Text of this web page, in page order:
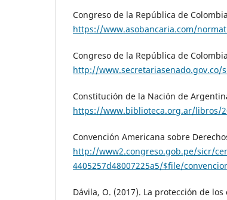
Congreso de la República de
https://www.asobancaria.com/
Congreso de la República de
http://www.secretariasenado.gov.co/
Constitución de la Nación de
https://www.biblioteca.org.ar/libros/
Convención Americana sobre
http://www2.congreso.gob.pe/sicr/
4405257d48007225a5/$file/
Dávila, O. (2017). La protección de